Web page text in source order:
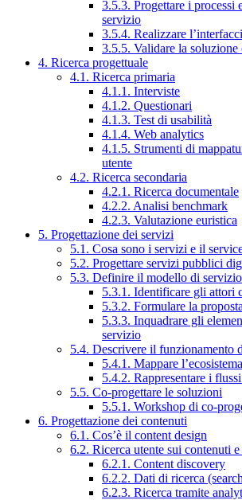
3.5.3. Progettare i processi
servizio
3.5.4. Realizzare
3.5.5. Validare la soluzione
4. Ricerca progettuale
4.1. Ricerca primaria
4.1.1. Interviste
4.1.2. Questionari
4.1.3. Test di usabilità
4.1.4. Web analytics
4.1.5. Strumenti di
utente
4.2. Ricerca secondaria
4.2.1. Ricerca documentale
4.2.2. Analisi benchmark
4.2.3. Valutazione euristica
5. Progettazione dei servizi
5.1. Cosa sono i servizi e il
5.2. Progettare servizi pubblici
5.3. Definire il modello di servizio
5.3.1. Identificare gli attori
5.3.2. Formulare la
5.3.3. Inquadrare gli
servizio
5.4. Descrivere il funzionamento
5.4.1. Mappare l’ecosistema
5.4.2. Rappresentare i
5.5. Co-progettare le soluzioni
5.5.1. Workshop di co-
6. Progettazione dei contenuti
6.1. Cos’è il content design
6.2. Ricerca utente sui contenuti
6.2.1. Content discovery
6.2.2. Dati di ricerca
6.2.3. Ricerca tramite